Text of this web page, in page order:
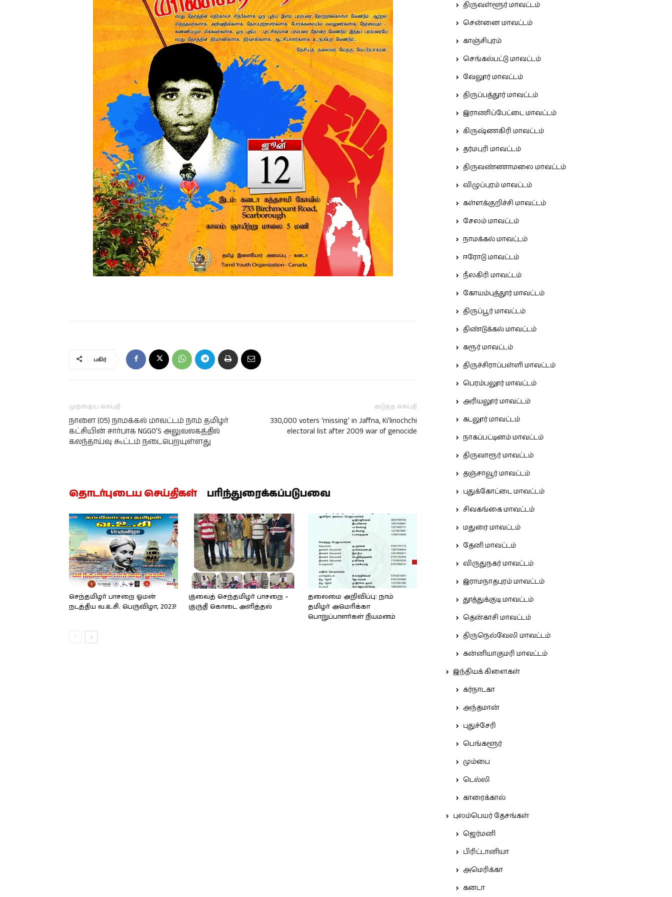
பகிர்
முந்தைய செய்தி
நாளை (05) நாமக்கல் மாவட்டம் நாம் தமிழர்
கட்சியின் சார்பாக NGGO’S அலுவலகத்தில்
கலந்தாய்வு கூட்டம் நடைபெறயுள்ளது
அடுத்த செய்தி
330,000 voters ‘missing’ in Jaffna, Ki’linochchi
electoral list after 2009 war of genocide
தொடர்புடைய செய்திகள் பரிந்துரைக்கப்படுபவை
செந்தமிழர் பாசறை ஓமன்
நடத்திய வ.உ.சி. பெருவிழா, 2023!
குவைத் செந்தமிழர் பாசறை –
குருதி கொடை அளித்தல்
தலைமை அறிவிப்பு: நாம்
தமிழர் அமெரிக்கா
பொறுப்பாளர்கள் நியமனம்
திருவள்ளூர் மாவட்டம்
சென்னை மாவட்டம்
காஞ்சிபுரம்
செங்கல்பட்டு மாவட்டம்
வேலூர் மாவட்டம்
திருப்பத்தூர் மாவட்டம்
இராணிப்பேட்டை மாவட்டம்
கிருஷ்ணகிரி மாவட்டம்
தர்மபுரி மாவட்டம்
திருவண்ணாமலை மாவட்டம்
விழுப்புரம் மாவட்டம்
கள்ளக்குறிச்சி மாவட்டம்
சேலம் மாவட்டம்
நாமக்கல் மாவட்டம்
ஈரோடு மாவட்டம்
நீலகிரி மாவட்டம்
கோயம்புத்தூர் மாவட்டம்
திருப்பூர் மாவட்டம்
திண்டுக்கல் மாவட்டம்
கரூர் மாவட்டம்
திருச்சிராப்பள்ளி மாவட்டம்
பெரம்பலூர் மாவட்டம்
அரியலூர் மாவட்டம்
கடலூர் மாவட்டம்
நாகப்பட்டினம் மாவட்டம்
திருவாரூர் மாவட்டம்
தஞ்சாவூர் மாவட்டம்
புதுக்கோட்டை மாவட்டம்
சிவகங்கை மாவட்டம்
மதுரை மாவட்டம்
தேனி மாவட்டம்
விருதுநகர் மாவட்டம்
இராமநாதபுரம் மாவட்டம்
தூத்துக்குடி மாவட்டம்
தென்காசி மாவட்டம்
திருநெல்வேலி மாவட்டம்
கன்னியாகுமரி மாவட்டம்
இந்தியக் கிளைகள்
கர்நாடகா
அந்தமான்
புதுச்சேரி
பெங்களூர்
மும்பை
டெல்லி
காரைக்கால்
புலம்பெயர் தேசங்கள்
ஜெர்மனி
பிரிட்டானியா
அமெரிக்கா
கனடா